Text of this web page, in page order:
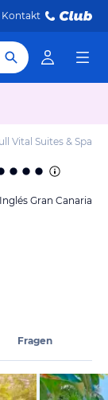
Kontakt
Vital Suites & Spa
Gran Canaria
Fragen